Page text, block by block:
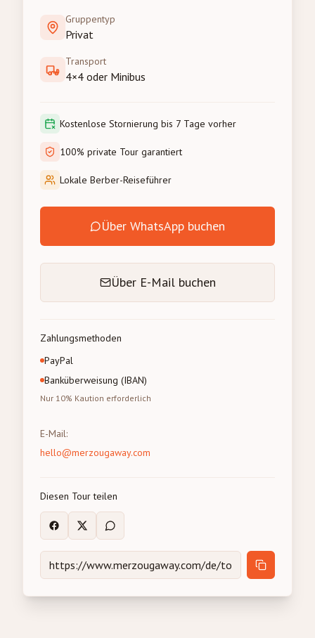
Gruppentyp
Privat
Transport
4×4 oder Minibus
Kostenlose Stornierung bis 7 Tage vorher
100% private Tour garantiert
Lokale Berber-Reiseführer
Über WhatsApp buchen
Über E-Mail buchen
Zahlungsmethoden
PayPal
Banküberweisung (IBAN)
Nur 10% Kaution erforderlich
E-Mail:
hello@merzougaway.com
Diesen Tour teilen